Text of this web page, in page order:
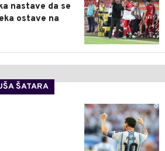
nastave da se
ostave na
ŠATARA
0